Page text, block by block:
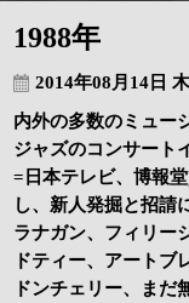
1988年
2014年08月14日
内外の多数のミュー
ジャズのコンサート
=日本テレビ、博報
し、新人発掘と招請
ラナガン、フィリー
ドティー、アートブ
ドンチェリー、ま